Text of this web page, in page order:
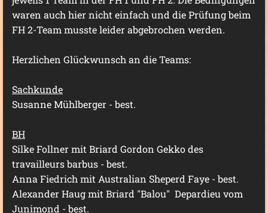
waren auch hier nicht einfach und die Prüfung beim
FH 2-Team musste leider abgebrochen werden.
Herzlichen Glückwunsch an die Teams:
Sachkunde
Susanne Mühlberger - best.
BH
Silke Follner mit Briard Gordon Gekko des
travailleurs barbus - best.
Anna Fiedrich mit Australian Sheperd Faye - best.
Alexander Haug mit Briard "Balou" Depardieu vom
Junimond - best.